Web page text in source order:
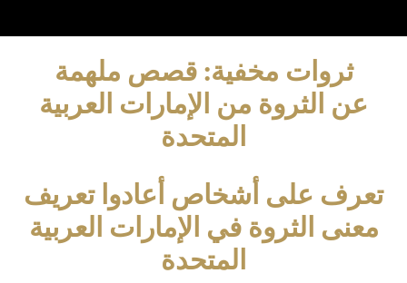
ثروات مخفية: قصص ملهمة
عن الثروة من الإمارات العربية
المتحدة
تعرف على أشخاص أعادوا تعريف
معنى الثروة في الإمارات العربية
المتحدة